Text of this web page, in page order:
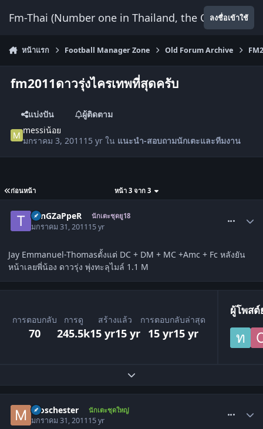
Fm-Thai (Number one in Thailand, the Onlyลงชื่อเข้าใช้
หน้าแรก Football Manager Zone Old Forum Archive
fm2011ดาวรุ่งไครเทพที่สุดครับ
แบ่งปัน
ผู้ติดตาม
messiน้อย
มกราคม 3, 2011 15 yr ใน แนะนำ-สอบถามนักเตะและทีมงาน
ก่อนหน้า หน้า 3 จาก 3
TonGZaPpeR นักเตะชุดยู18
มกราคม 31, 201115 yr
Jay Emmanuel-Thomasตั้งแต่ DC + DM + MC +Amc + Fc หลังยัน
หน้าเลยพี่น้อง ดาวรุ่ง พุ่งทะลุไมล์ 1.1 M
การตอบกลับ
70
การดู
245.5k
สร้างแล้ว
15 yr15 yr
การตอบกลับล่าสุด
15 yr15 yr
ผู้โพส
ขยายภาพรวมหัวข้อ
moschester นักเตะชุดใหญ่
มกราคม 31, 201115 yr